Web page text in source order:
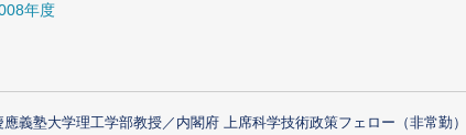
年度
應義塾大学理工学部教授／内閣府 上席科学技術政策フェロー（非常勤）